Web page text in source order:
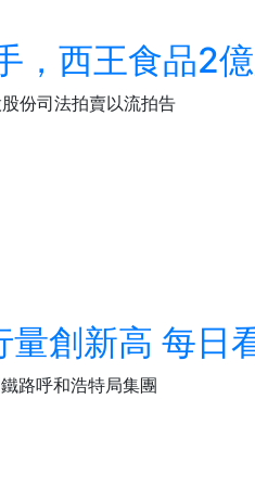
，西王食品2
份司法拍賣以流拍告
創新高 每日
路呼和浩特局集團